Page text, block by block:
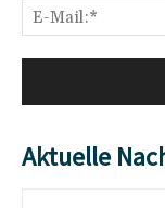
Aktuelle